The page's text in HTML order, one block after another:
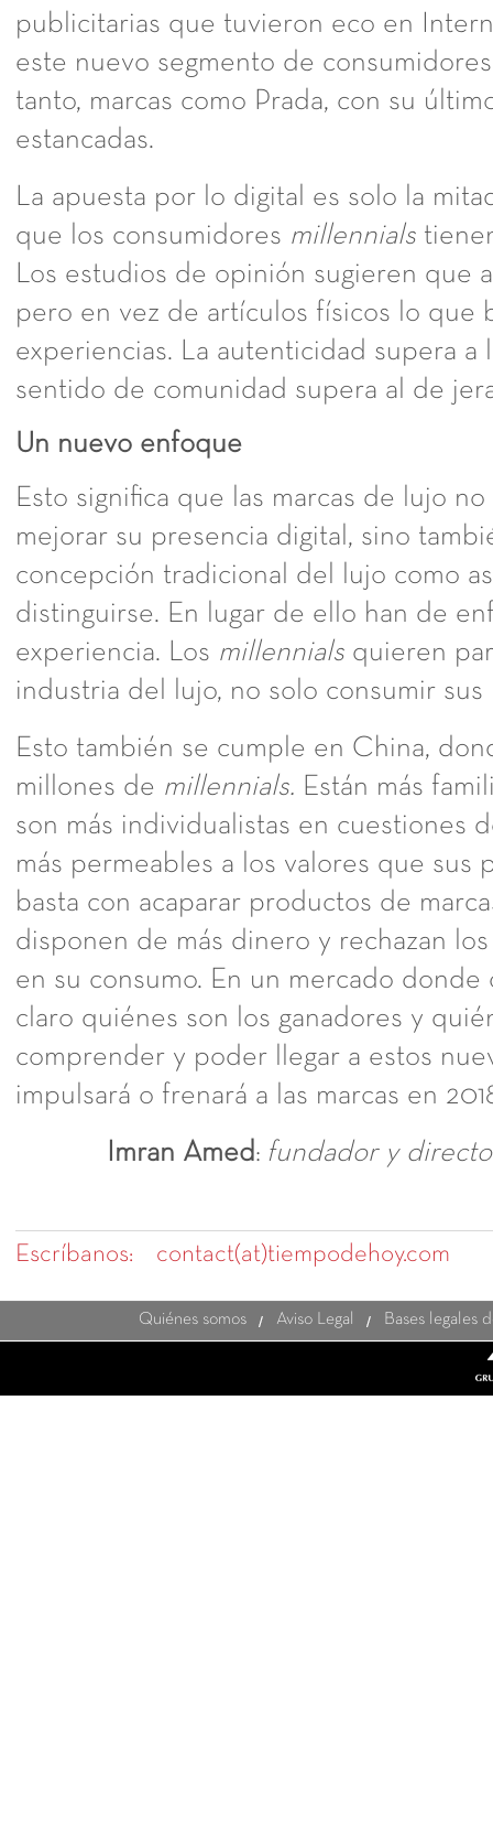
publicitarias que tuvieron eco en
este nuevo segmento de
tanto, marcas como Prada, con su
estancadas.
La apuesta por lo digital es solo la
que los consumidores millennials
Los estudios de opinión sugieren que
pero en vez de artículos físicos lo que
experiencias. La autenticidad supera a
sentido de comunidad supera al de
Un nuevo enfoque
Esto significa que las marcas de lujo
mejorar su presencia digital, sino
concepción tradicional del lujo como
distinguirse. En lugar de ello han de
experiencia. Los millennials quieren
industria del lujo, no solo consumir sus
Esto también se cumple en China,
millones de millennials. Están más
son más individualistas en cuestiones
más permeables a los valores que sus
basta con acaparar productos de
disponen de más dinero y rechazan
en su consumo. En un mercado donde
claro quiénes son los ganadores y
comprender y poder llegar a estos
impulsará o frenará a las marcas en
Imran Amed: fundador y
Escríbanos: contact(at)tiempodehoy.com
Quiénes somos Aviso Legal Bases legales